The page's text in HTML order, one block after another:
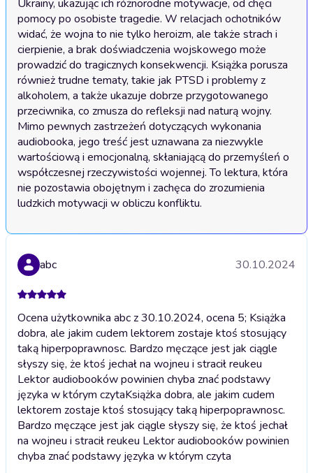
Ukrainy, ukazując ich różnorodne motywacje, od chęci
pomocy po osobiste tragedie. W relacjach ochotników
widać, że wojna to nie tylko heroizm, ale także strach i
cierpienie, a brak doświadczenia wojskowego może
prowadzić do tragicznych konsekwencji. Książka porusza
również trudne tematy, takie jak PTSD i problemy z
alkoholem, a także ukazuje dobrze przygotowanego
przeciwnika, co zmusza do refleksji nad naturą wojny.
Mimo pewnych zastrzeżeń dotyczących wykonania
audiobooka, jego treść jest uznawana za niezwykle
wartościową i emocjonalną, skłaniającą do przemyśleń o
współczesnej rzeczywistości wojennej. To lektura, która
nie pozostawia obojętnym i zachęca do zrozumienia
ludzkich motywacji w obliczu konfliktu.
abc 30.10.2024
Ocena użytkownika abc z 30.10.2024, ocena 5; Książka
dobra, ale jakim cudem lektorem zostaje ktoś stosujący
taką hiperpoprawnosc. Bardzo męczące jest jak ciągle
słyszy się, że ktoś jechał na wojneu i stracił reukeu
Lektor audiobooków powinien chyba znać podstawy
języka w którym czytaKsiążka dobra, ale jakim cudem
lektorem zostaje ktoś stosujący taką hiperpoprawnosc.
Bardzo męczące jest jak ciągle słyszy się, że ktoś jechał
na wojneu i stracił reukeu Lektor audiobooków powinien
chyba znać podstawy języka w którym czyta